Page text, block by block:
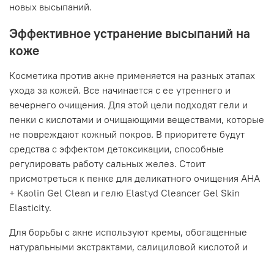
новых высыпаний.
Эффективное устранение высыпаний на
коже
Косметика против акне применяется на разных этапах
ухода за кожей. Все начинается с ее утреннего и
вечернего очищения. Для этой цели подходят гели и
пенки с кислотами и очищающими веществами, которые
не повреждают кожный покров. В приоритете будут
средства с эффектом детоксикации, способные
регулировать работу сальных желез. Стоит
присмотреться к пенке для деликатного очищения AHA
+ Kaolin Gel Clean и гелю Elastyd Cleancer Gel Skin
Elasticity.
Для борьбы с акне используют кремы, обогащенные
натуральными экстрактами, салициловой кислотой и